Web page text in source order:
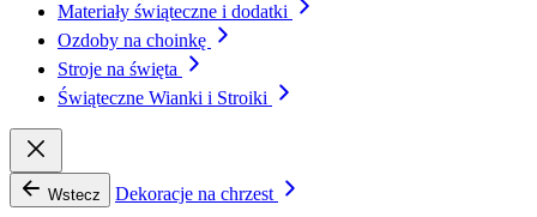
Materiały świąteczne i dodatki
Ozdoby na choinkę
Stroje na święta
Świąteczne Wianki i Stroiki
Wstecz Dekoracje na chrzest